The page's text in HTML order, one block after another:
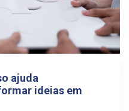
ajuda
ideias em